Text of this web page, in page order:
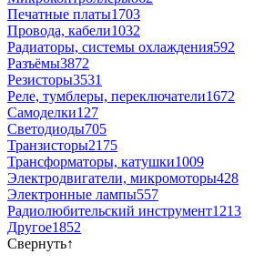
Печатные платы1703
Провода, кабели1032
Радиаторы, системы охлаждения592
Разъёмы3872
Резисторы3531
Реле, тумблеры, переключатели1672
Самоделки127
Светодиоды705
Транзисторы2175
Трансформаторы, катушки1009
Электродвигатели, микромоторы428
Электронные лампы557
Радиолюбительский инструмент1213
Другое1852
Свернуть↑